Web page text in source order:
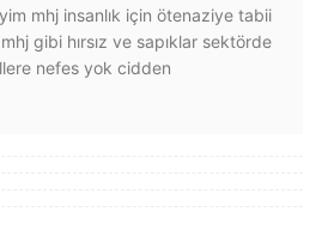
mhj insanlık için ötenaziye tabii
gibi hırsız ve sapıklar sektörde
nefes yok cidden